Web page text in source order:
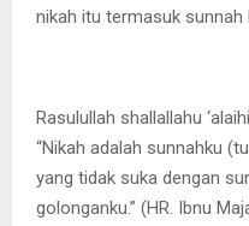
nikah itu termasuk sunnah
Rasulullah shallallahu
“Nikah adalah sunnahku
yang tidak suka dengan
golonganku.” (HR. Ibnu